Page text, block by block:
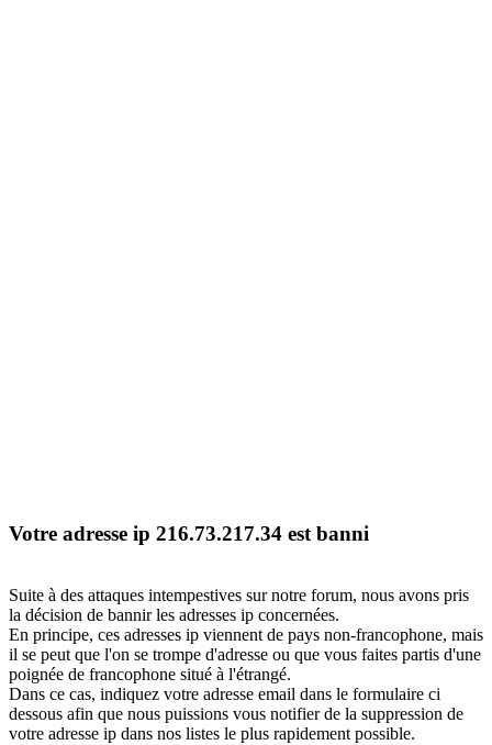
Votre adresse ip 216.73.217.34 est banni
Suite à des attaques intempestives sur notre forum, nous avons pris
la décision de bannir les adresses ip concernées.
En principe, ces adresses ip viennent de pays non-francophone, mais
il se peut que l'on se trompe d'adresse ou que vous faites partis d'une
poignée de francophone situé à l'étrangé.
Dans ce cas, indiquez votre adresse email dans le formulaire ci
dessous afin que nous puissions vous notifier de la suppression de
votre adresse ip dans nos listes le plus rapidement possible.